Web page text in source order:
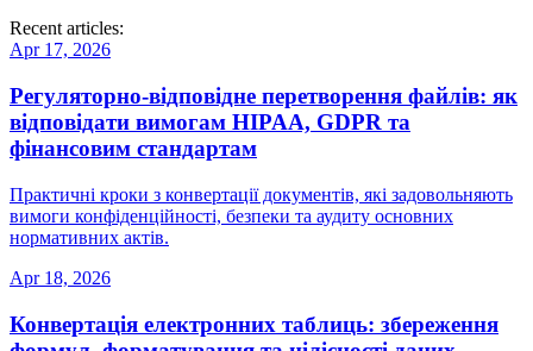
Recent articles:
Apr 17, 2026
Регуляторно‑відповідне перетворення файлів: як
відповідати вимогам HIPAA, GDPR та
фінансовим стандартам
Практичні кроки з конвертації документів, які задовольняють
вимоги конфіденційності, безпеки та аудиту основних
нормативних актів.
Apr 18, 2026
Конвертація електронних таблиць: збереження